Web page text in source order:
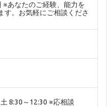
※あなたのご経験、能力を
す。お気軽にご相談くださ
8:30～12:30 ※応相談